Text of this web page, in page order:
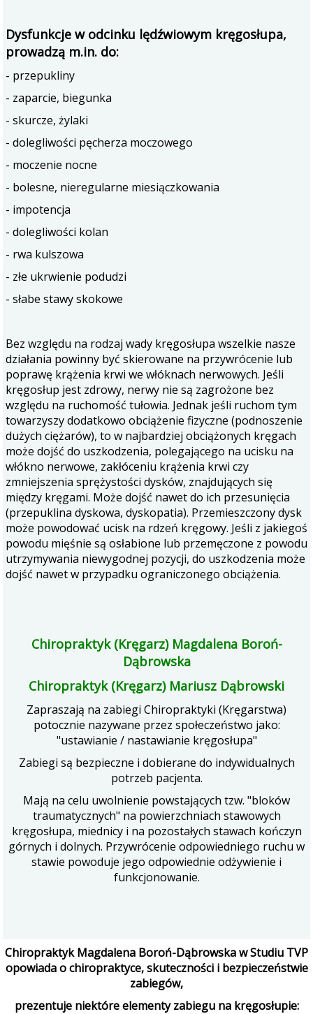
Dysfunkcje w odcinku lędźwiowym kręgosłupa,
prowadzą m.in. do:
- przepukliny
- zaparcie, biegunka
- skurcze, żylaki
- dolegliwości pęcherza moczowego
- moczenie nocne
- bolesne, nieregularne miesiączkowania
- impotencja
- dolegliwości kolan
- rwa kulszowa
- złe ukrwienie podudzi
- słabe stawy skokowe
Bez względu na rodzaj wady kręgosłupa wszelkie nasze
działania powinny być skierowane na przywrócenie lub
poprawę krążenia krwi we włóknach nerwowych. Jeśli
kręgosłup jest zdrowy, nerwy nie są zagrożone bez
względu na ruchomość tułowia. Jednak jeśli ruchom tym
towarzyszy dodatkowo obciążenie fizyczne (podnoszenie
dużych ciężarów), to w najbardziej obciążonych kręgach
może dojść do uszkodzenia, polegającego na ucisku na
włókno nerwowe, zakłóceniu krążenia krwi czy
zmniejszenia sprężystości dysków, znajdujących się
między kręgami. Może dojść nawet do ich przesunięcia
(przepuklina dyskowa, dyskopatia). Przemieszczony dysk
może powodować ucisk na rdzeń kręgowy. Jeśli z jakiegoś
powodu mięśnie są osłabione lub przemęczone z powodu
utrzymywania niewygodnej pozycji, do uszkodzenia może
dojść nawet w przypadku ograniczonego obciążenia.
Chiropraktyk (Kręgarz) Magdalena Boroń-
Dąbrowska
Chiropraktyk (Kręgarz) Mariusz Dąbrowski
Zapraszają na zabiegi Chiropraktyki (Kręgarstwa)
potocznie nazywane przez społeczeństwo jako:
"ustawianie / nastawianie kręgosłupa"
Zabiegi są bezpieczne i dobierane do indywidualnych
potrzeb pacjenta.
Mają na celu uwolnienie powstających tzw. "bloków
traumatycznych" na powierzchniach stawowych
kręgosłupa, miednicy i na pozostałych stawach kończyn
górnych i dolnych. Przywrócenie odpowiedniego ruchu w
stawie powoduje jego odpowiednie odżywienie i
funkcjonowanie.
Chiropraktyk Magdalena Boroń-Dąbrowska w Studiu TVP
opowiada o chiropraktyce, skuteczności i bezpieczeństwie
zabiegów,
prezentuje niektóre elementy zabiegu na kręgosłupie: